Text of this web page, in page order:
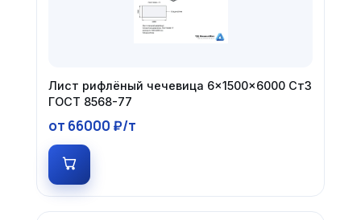
Лист рифлёный чечевица 6×1500×6000 Ст3
ГОСТ 8568-77
от 66000 ₽/т